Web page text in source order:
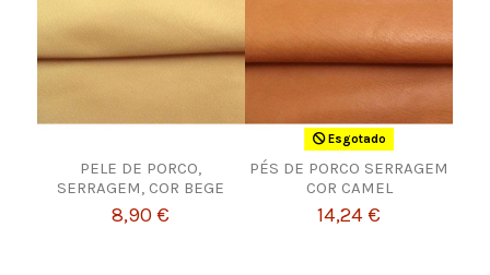
PELE DE PORCO,
SERRAGEM, COR BEGE
8,90 €
Esgotado
PÉS DE PORCO SERRAGEM
COR CAMEL
14,24 €